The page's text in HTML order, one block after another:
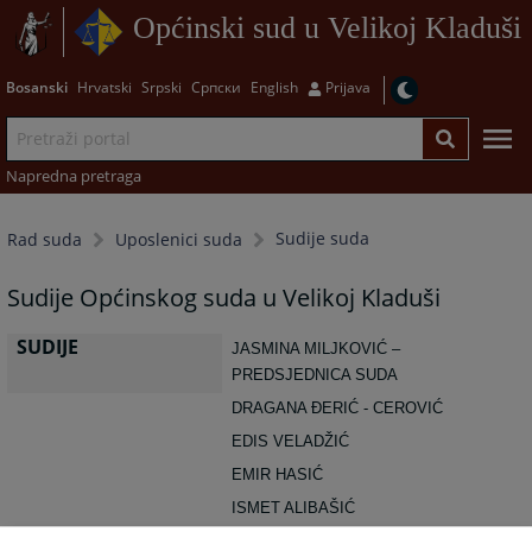
Općinski sud u Velikoj Kladuši
Bosanski Hrvatski Srpski Српски English Prijava
Napredna pretraga
Rad suda Uposlenici suda Sudije suda
Sudije Općinskog suda u Velikoj Kladuši
SUDIJE
JASMINA MILJKOVIĆ –
PREDSJEDNICA SUDA
DRAGANA ĐERIĆ - CEROVIĆ
EDIS VELADŽIĆ
EMIR HASIĆ
ISMET ALIBAŠIĆ